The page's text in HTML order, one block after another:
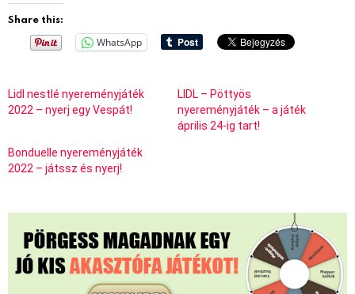
Share this:
WhatsApp
Lidl nestlé nyereményjáték
2022 – nyerj egy Vespát!
LIDL – Pöttyös
nyereményjáték – a játék
április 24-ig tart!
Bonduelle nyereményjáték
2022 – játssz és nyerj!